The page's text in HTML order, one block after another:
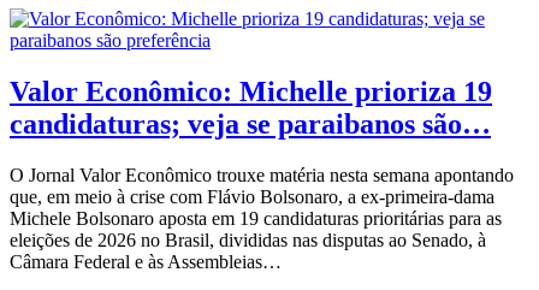
Valor Econômico: Michelle prioriza 19
candidaturas; veja se paraibanos são…
O Jornal Valor Econômico trouxe matéria nesta semana apontando
que, em meio à crise com Flávio Bolsonaro, a ex-primeira-dama
Michele Bolsonaro aposta em 19 candidaturas prioritárias para as
eleições de 2026 no Brasil, divididas nas disputas ao Senado, à
Câmara Federal e às Assembleias…